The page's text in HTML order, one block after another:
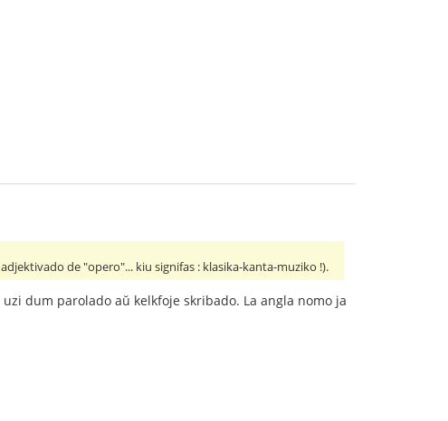
de "opero"... kiu signifas : klasika-kanta-muziko !).
dum parolado aŭ kelkfoje skribado. La angla nomo ja